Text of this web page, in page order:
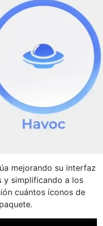
mejorando su interfaz
y simplificando a los
cuántos íconos de